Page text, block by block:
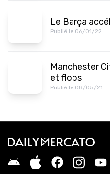
Le Barça
Publié le 06/01/22
Manchester
et flops
Publié le 08/05/21